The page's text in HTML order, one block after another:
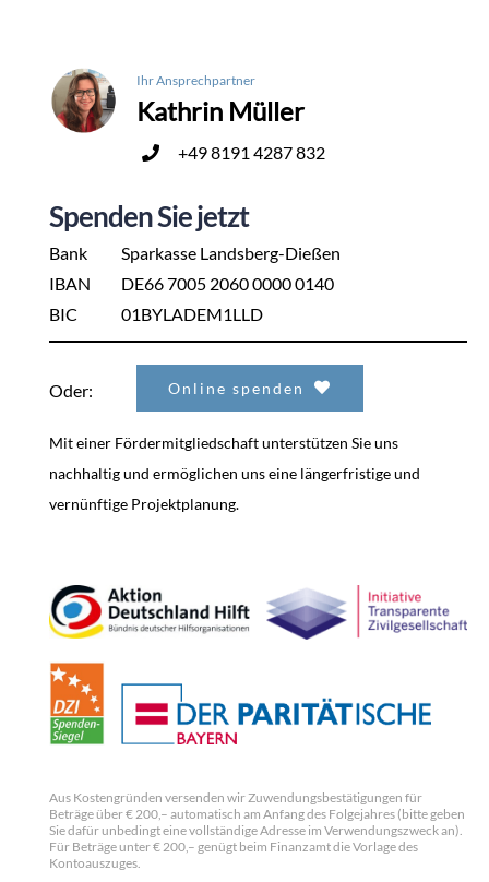
Ihr Ansprechpartner
Kathrin Müller
+49 8191 4287 832
Spenden Sie jetzt
Bank
IBAN
BIC
Sparkasse Landsberg-Dießen
DE66 7005 2060 0000 0140
01BYLADEM1LLD
Oder: Online spenden
Mit einer Fördermitgliedschaft unterstützen Sie uns
nachhaltig und ermöglichen uns eine längerfristige und
vernünftige Projektplanung.
Aus Kostengründen versenden wir Zuwendungsbestätigungen für
Beträge über € 200,– automatisch am Anfang des Folgejahres (bitte geben
Sie dafür unbedingt eine vollständige Adresse im Verwendungszweck an).
Für Beträge unter € 200,– genügt beim Finanzamt die Vorlage des
Kontoauszuges.